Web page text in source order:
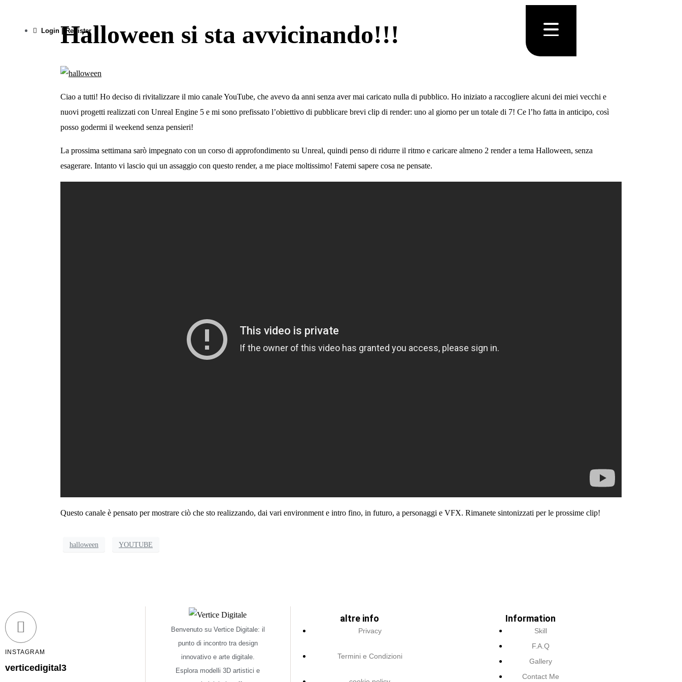
Login | Register
Halloween si sta avvicinando!!!
Ciao a tutti! Ho deciso di rivitalizzare il mio canale YouTube, che avevo da anni senza aver mai caricato nulla di pubblico. Ho iniziato a raccogliere alcuni dei miei vecchi e
nuovi progetti realizzati con Unreal Engine 5 e mi sono prefissato l’obiettivo di pubblicare brevi clip di render: uno al giorno per un totale di 7! Ce l’ho fatta in anticipo, così
posso godermi il weekend senza pensieri!
La prossima settimana sarò impegnato con un corso di approfondimento su Unreal, quindi penso di ridurre il ritmo e caricare almeno 2 render a tema Halloween, senza
esagerare. Intanto vi lascio qui un assaggio con questo render, a me piace moltissimo! Fatemi sapere cosa ne pensate.
Questo canale è pensato per mostrare ciò che sto realizzando, dai vari environment e intro fino, in futuro, a personaggi e VFX. Rimanete sintonizzati per le prossime clip!
halloween YOUTUBE
INSTAGRAM
verticedigital3
Benvenuto su Vertice Digitale: il
punto di incontro tra design
innovativo e arte digitale.
Esplora modelli 3D artistici e
altre info
Privacy
Termini e Condizioni
Information
Skill
F.A.Q
Gallery
Contact Me